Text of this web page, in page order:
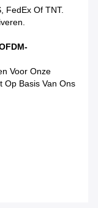
FedEx Of TNT.
Voor Onze
Op Basis Van Ons